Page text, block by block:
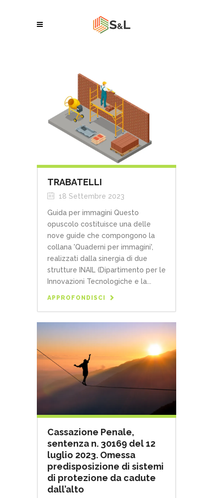
TRABATELLI
18 Settembre 2023
Guida per immagini Questo
opuscolo costituisce una delle
nove guide che compongono la
collana 'Quaderni per immagini',
realizzati dalla sinergia di due
strutture INAIL (Dipartimento per le
Innovazioni Tecnologiche e la...
APPROFONDISCI
Cassazione Penale,
sentenza n. 30169 del 12
luglio 2023. Omessa
predisposizione di sistemi
di protezione da cadute
dall’alto